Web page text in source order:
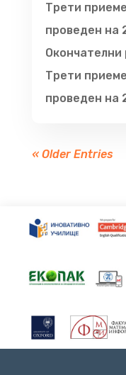
Трети
проведен на
Окончателни
Трети
проведен на
« Older Entries